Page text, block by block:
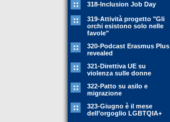
318-Inclusion Job Day
319-Attività progetto "Gli
orchi esistono solo nelle
favole"
320-Podcast Erasmus Plus
revealed
321-Direttiva UE su
violenza sulle donne
322-Patto su asilo e
migrazione
323-Giugno è il mese
dell’orgoglio LGBTQIA+